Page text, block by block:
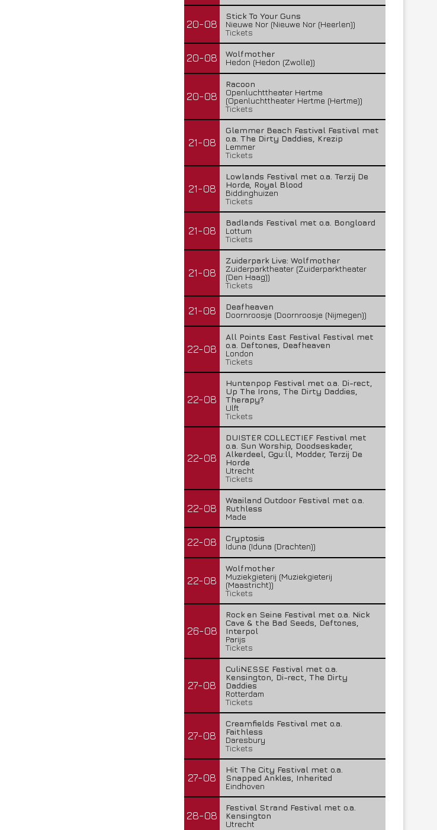
20-08
Stick To Your Guns
Nieuwe Nor (Nieuwe Nor (Heerlen))
Tickets
20-08
Wolfmother
Hedon (Hedon (Zwolle))
20-08
Racoon
Openluchttheater Hertme
(Openluchttheater Hertme (Hertme))
Tickets
21-08
Glemmer Beach Festival Festival met
o.a. The Dirty Daddies, Krezip
Lemmer
Tickets
21-08
Lowlands Festival met o.a. Terzij De
Horde, Royal Blood
Biddinghuizen
Tickets
21-08
Badlands Festival met o.a. Bongloard
Lottum
Tickets
21-08
Zuiderpark Live: Wolfmother
Zuiderparktheater (Zuiderparktheater
(Den Haag))
Tickets
21-08
Deafheaven
Doornroosje (Doornroosje (Nijmegen))
22-08
All Points East Festival Festival met
o.a. Deftones, Deafheaven
London
Tickets
22-08
Huntenpop Festival met o.a. Di-rect,
Up The Irons, The Dirty Daddies,
Therapy?
Ulft
Tickets
22-08
DUISTER COLLECTIEF Festival met
o.a. Sun Worship, Doodseskader,
Alkerdeel, Ggu:ll, Modder, Terzij De
Horde
Utrecht
Tickets
22-08
Waailand Outdoor Festival met o.a.
Ruthless
Made
22-08
Cryptosis
Iduna (Iduna (Drachten))
22-08
Wolfmother
Muziekgieterij (Muziekgieterij
(Maastricht))
Tickets
26-08
Rock en Seine Festival met o.a. Nick
Cave & the Bad Seeds, Deftones,
Interpol
Parijs
Tickets
27-08
CuliNESSE Festival met o.a.
Kensington, Di-rect, The Dirty
Daddies
Rotterdam
Tickets
27-08
Creamfields Festival met o.a.
Faithless
Daresbury
Tickets
27-08
Hit The City Festival met o.a.
Snapped Ankles, Inherited
Eindhoven
28-08
Festival Strand Festival met o.a.
Kensington
Utrecht